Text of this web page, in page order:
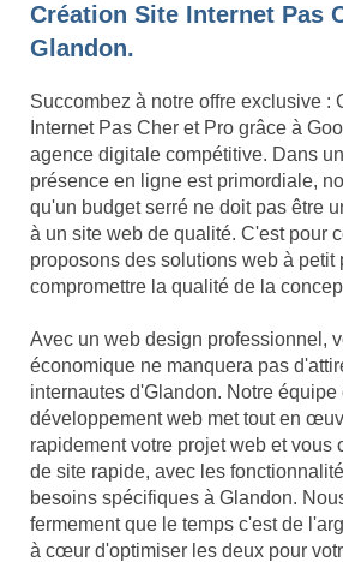
Création Site Internet Pas
Glandon.
Succombez à notre offre exclusive :
Internet Pas Cher et Pro grâce à
agence digitale compétitive. Dans
présence en ligne est primordiale,
qu'un budget serré ne doit pas être
à un site web de qualité. C'est pour
proposons des solutions web à petit
compromettre la qualité de la
Avec un web design professionnel,
économique ne manquera pas
internautes d'Glandon. Notre équipe
développement web met tout en
rapidement votre projet web et vous
de site rapide, avec les
besoins spécifiques à Glandon.
fermement que le temps c'est de
à cœur d'optimiser les deux pour